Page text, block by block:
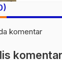
komentar